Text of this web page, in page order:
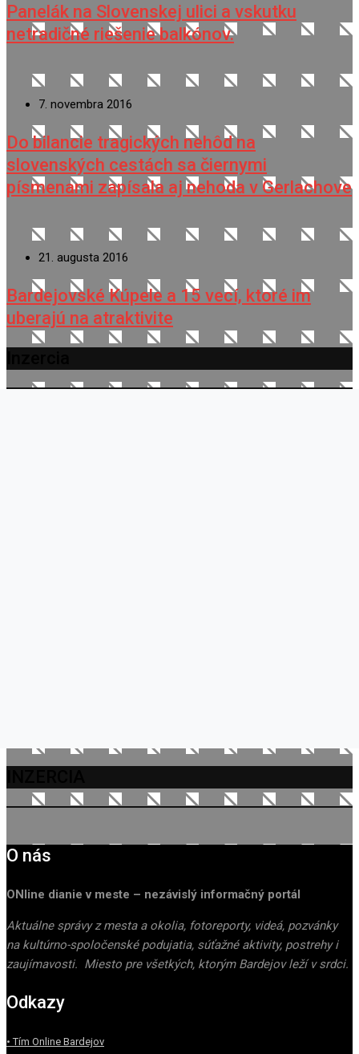
Panelák na Slovenskej ulici a vskutku
netradičné riešenie balkónov.
7. novembra 2016
Do bilancie tragických nehôd na
slovenských cestách sa čiernymi
písmenami zapísala aj nehoda v Gerlachove
21. augusta 2016
Bardejovské Kúpele a 15 vecí, ktoré im
uberajú na atraktivite
O nás
ONline dianie v meste – nezávislý informačný portál
Aktuálne správy z mesta a okolia, fotoreporty, videá, pozvánky
na kultúrno-spoločenské podujatia, súťažné aktivity, postrehy i
zaujímavosti. Miesto pre všetkých, ktorým Bardejov leží v srdci.
Odkazy
• Tím Online Bardejov